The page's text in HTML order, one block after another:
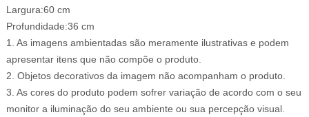
Largura:60 cm
Profundidade:36 cm
1. As imagens ambientadas são meramente ilustrativas e podem
apresentar itens que não compõe o produto.
2. Objetos decorativos da imagem não acompanham o produto.
3. As cores do produto podem sofrer variação de acordo com o seu
monitor a iluminação do seu ambiente ou sua percepção visual.